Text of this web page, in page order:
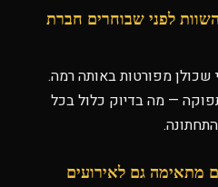
לפני שבוחרים חברת
שכולן מפורטות באותה רמה.
— מה בדיוק כלול בכל
מתאימה גם לאירועים